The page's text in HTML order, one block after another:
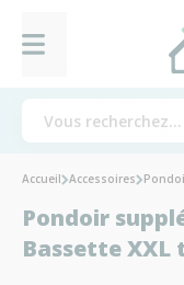
Accueil Accessoires
Pondoir
Bassette